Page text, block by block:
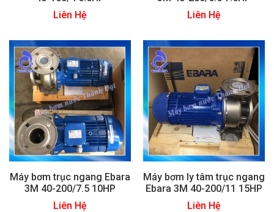
Liên Hệ
Liên Hệ
Máy bơm trục ngang Ebara
3M 40-200/7.5 10HP
Liên Hệ
Máy bơm ly tâm trục ngang
Ebara 3M 40-200/11 15HP
Liên Hệ